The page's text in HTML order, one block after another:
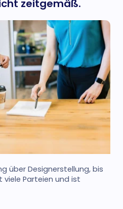
zeitgemäß.
über Designerstellung, bis
viele Parteien und ist